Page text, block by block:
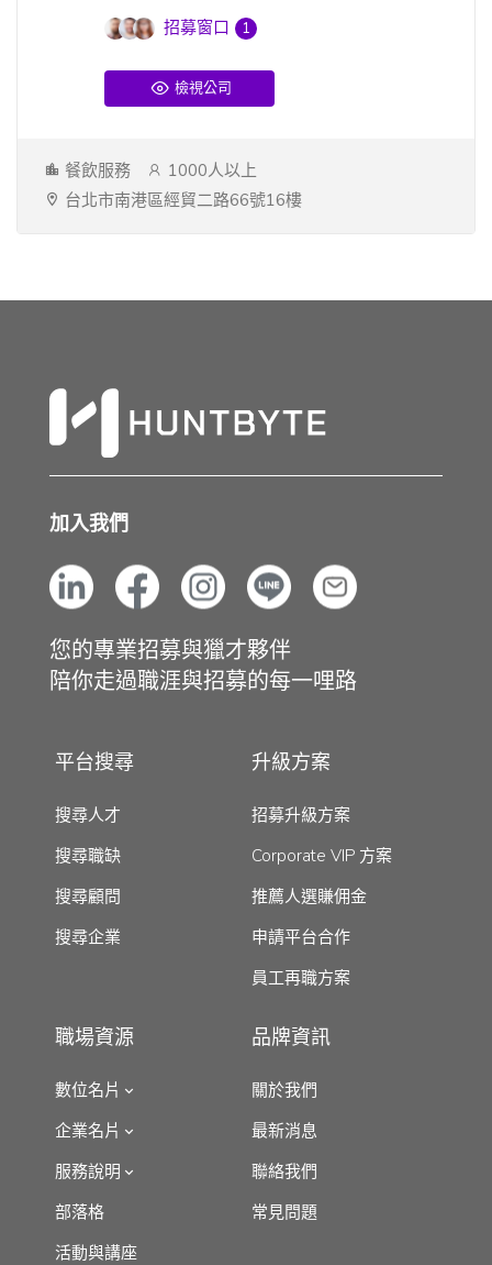
招募窗口 1
檢視公司
餐飲服務
1000人以上
台北市南港區經貿二路66號16樓
加入我們
您的專業招募與獵才夥伴
陪你走過職涯與招募的每一哩路
平台搜尋
搜尋人才
搜尋職缺
搜尋顧問
搜尋企業
升級方案
招募升級方案
Corporate VIP 方案
推薦人選賺佣金
申請平台合作
員工再職方案
職場資源
數位名片
企業名片
服務說明
部落格
活動與講座
品牌資訊
關於我們
最新消息
聯絡我們
常見問題